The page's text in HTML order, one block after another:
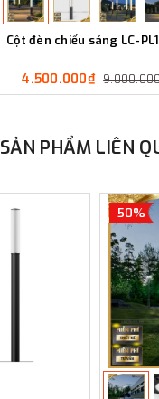
Cột đèn chiếu sáng LC-
4.500.000₫
SẢN PHẨM LIÊN
50%